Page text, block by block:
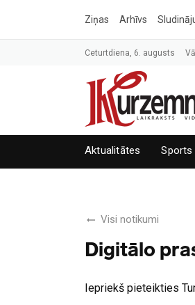
Ziņas Arhīvs
Ceturtdiena, 6. augusts
Aktualitātes Sports
Visi notikumi
Digitālo
Iepriekš pieteikties